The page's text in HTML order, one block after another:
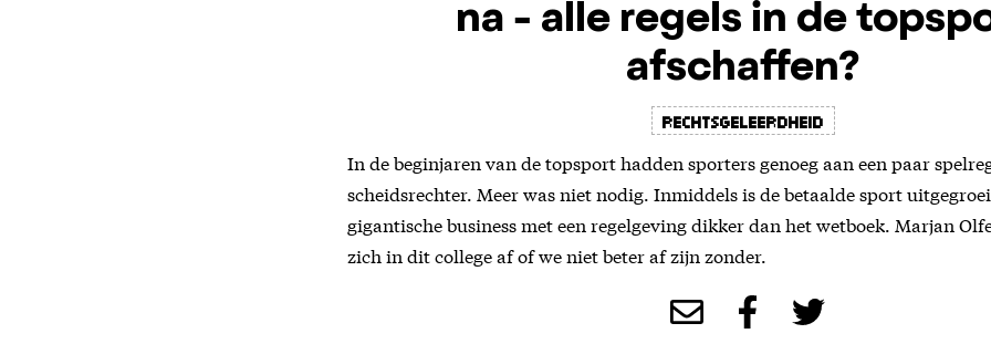
na - alle regels in de
afschaffen?
Rechtsgeleerdheid
In de beginjaren van de topsport hadden sporters genoeg aan een paar
scheidsrechter. Meer was niet nodig. Inmiddels is de betaalde sport
gigantische business met een regelgeving dikker dan het wetboek. Marjan
zich in dit college af of we niet beter af zijn zonder.